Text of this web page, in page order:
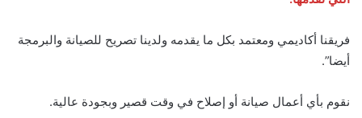
فريقنا أكاديمي ومعتمد بكل ما يقدمه ولدينا تصريح للصيانة والبرمجة
أيضا”.
نقوم بأي أعمال صيانة أو إصلاح في وقت قصير وبجودة عالية.